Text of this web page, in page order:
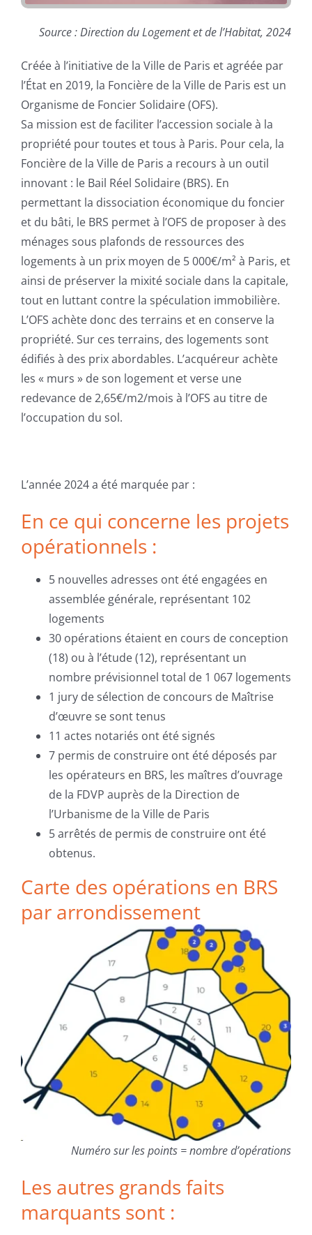
Source : Direction du Logement et de l’Habitat, 2024
Créée à l’initiative de la Ville de Paris et agréée par
l’État en 2019, la Foncière de la Ville de Paris est un
Organisme de Foncier Solidaire (OFS).
Sa mission est de faciliter l’accession sociale à la
propriété pour toutes et tous à Paris. Pour cela, la
Foncière de la Ville de Paris a recours à un outil
innovant : le Bail Réel Solidaire (BRS). En
permettant la dissociation économique du foncier
et du bâti, le BRS permet à l’OFS de proposer à des
ménages sous plafonds de ressources des
logements à un prix moyen de 5 000€/m² à Paris, et
ainsi de préserver la mixité sociale dans la capitale,
tout en luttant contre la spéculation immobilière.
L’OFS achète donc des terrains et en conserve la
propriété. Sur ces terrains, des logements sont
édifiés à des prix abordables. L’acquéreur achète
les « murs » de son logement et verse une
redevance de 2,65€/m2/mois à l’OFS au titre de
l’occupation du sol.
L’année 2024 a été marquée par :
En ce qui concerne les projets
opérationnels :
5 nouvelles adresses ont été engagées en
assemblée générale, représentant 102
logements
30 opérations étaient en cours de conception
(18) ou à l’étude (12), représentant un
nombre prévisionnel total de 1 067 logements
1 jury de sélection de concours de Maîtrise
d’œuvre se sont tenus
11 actes notariés ont été signés
7 permis de construire ont été déposés par
les opérateurs en BRS, les maîtres d’ouvrage
de la FDVP auprès de la Direction de
l’Urbanisme de la Ville de Paris
5 arrêtés de permis de construire ont été
obtenus.
Carte des opérations en BRS
par arrondissement
Numéro sur les points = nombre d’opérations
Les autres grands faits
marquants sont :